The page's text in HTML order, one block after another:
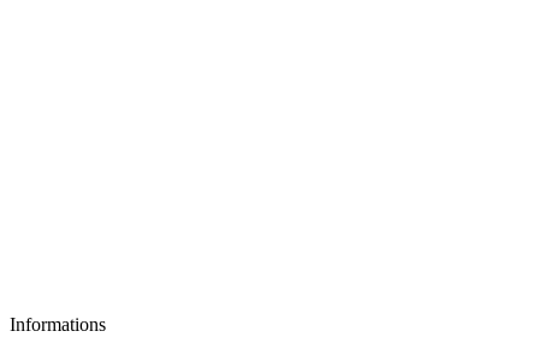
Informations